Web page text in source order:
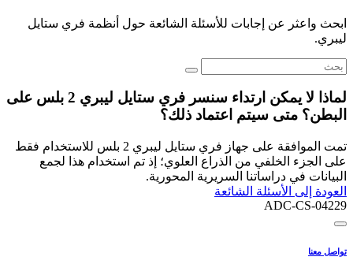
ابحث واعثر عن إجابات للأسئلة الشائعة حول أنظمة فري ستايل
ليبري.
لماذا لا يمكن ارتداء سنسر فري ستايل ليبري 2 بلس على
البطن؟ متى سيتم اعتماد ذلك؟
تمت الموافقة على جهاز فري ستايل ليبري 2 بلس للاستخدام فقط
على الجزء الخلفي من الذراع العلوي؛ إذ تم استخدام هذا لجمع
البيانات في دراساتنا السريرية المحورية.
العودة إلى الأسئلة الشائعة
ADC-CS-04229
تواصل معنا